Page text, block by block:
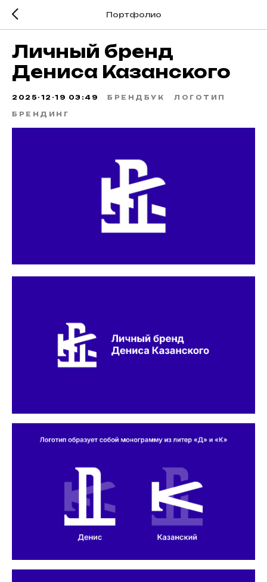
Портфолио
Личный бренд
Дениса Казанского
2025-12-19 03:49 БРЕНДБУК ЛОГОТИП
БРЕНДИНГ